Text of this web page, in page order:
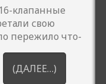
клапанные
свою
пережило что-
(ДАЛЕЕ…)